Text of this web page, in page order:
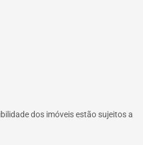
dos imóveis estão sujeitos a